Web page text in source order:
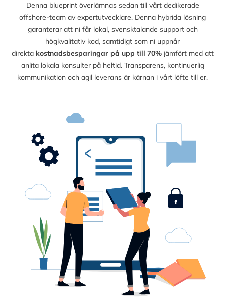
Denna blueprint överlämnas sedan till vårt dedikerade
offshore-team av expertutvecklare. Denna hybrida lösning
garanterar att ni får lokal, svensktalande support och
högkvalitativ kod, samtidigt som ni uppnår
direkta kostnadsbesparingar på upp till 70%jämfört med att
anlita lokala konsulter på heltid. Transparens, kontinuerlig
kommunikation och agil leverans är kärnan i vårt löfte till er.